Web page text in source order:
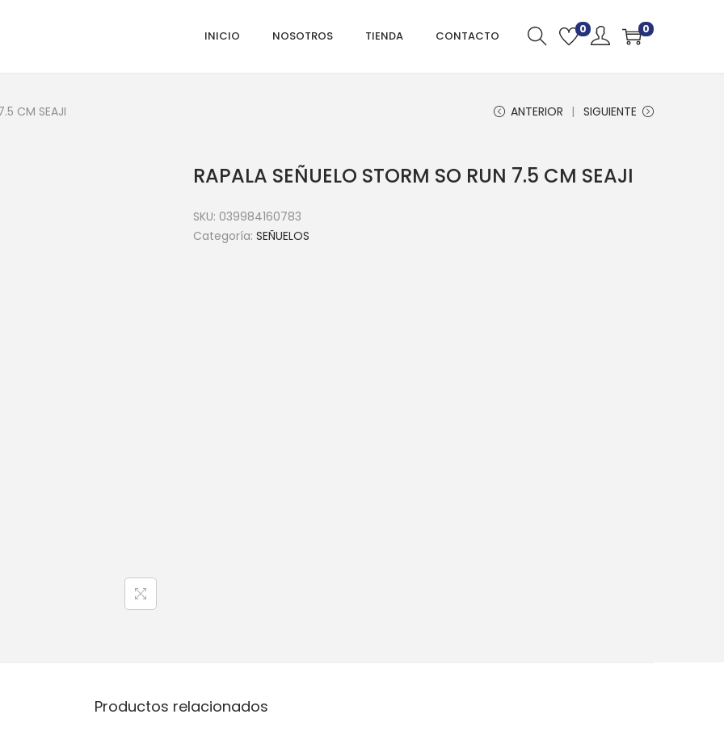
INICIO NOSOTROS TIENDA CONTACTO 0 0
CM SEAJI ANTERIOR SIGUIENTE
RAPALA SEÑUELO STORM SO RUN 7.5 CM SEAJI
SKU: 039984160783
Categoría: SEÑUELOS
Productos relacionados